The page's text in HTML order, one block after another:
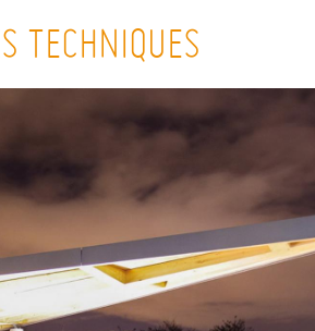
TECHNIQUES